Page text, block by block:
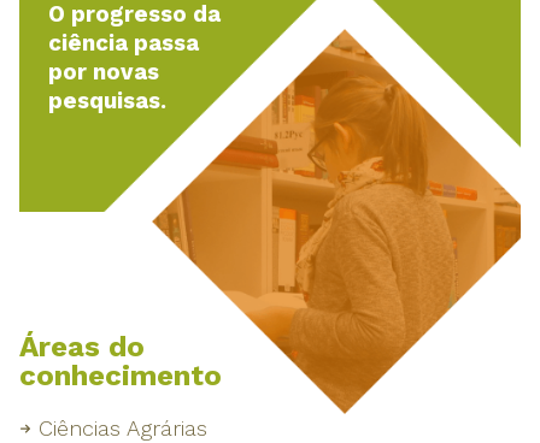
O progresso da
ciência passa
por novas
pesquisas.
Áreas do
conhecimento
Ciências Agrárias